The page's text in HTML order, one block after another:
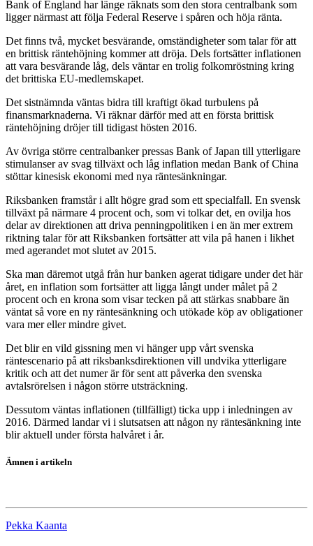
Bank of England har länge räknats som den stora centralbank som
ligger närmast att följa Federal Reserve i spåren och höja ränta.
Det finns två, mycket besvärande, omständigheter som talar för att
en brittisk räntehöjning kommer att dröja. Dels fortsätter inflationen
att vara besvärande låg, dels väntar en trolig folkomröstning kring
det brittiska EU-medlemskapet.
Det sistnämnda väntas bidra till kraftigt ökad turbulens på
finansmarknaderna. Vi räknar därför med att en första brittisk
räntehöjning dröjer till tidigast hösten 2016.
Av övriga större centralbanker pressas Bank of Japan till ytterligare
stimulanser av svag tillväxt och låg inflation medan Bank of China
stöttar kinesisk ekonomi med nya räntesänkningar.
Riksbanken framstår i allt högre grad som ett specialfall. En svensk
tillväxt på närmare 4 procent och, som vi tolkar det, en ovilja hos
delar av direktionen att driva penningpolitiken i en än mer extrem
riktning talar för att Riksbanken fortsätter att vila på hanen i likhet
med agerandet mot slutet av 2015.
Ska man däremot utgå från hur banken agerat tidigare under det här
året, en inflation som fortsätter att ligga långt under målet på 2
procent och en krona som visar tecken på att stärkas snabbare än
väntat så vore en ny räntesänkning och utökade köp av obligationer
vara mer eller mindre givet.
Det blir en vild gissning men vi hänger upp vårt svenska
räntescenario på att riksbanksdirektionen vill undvika ytterligare
kritik och att det numer är för sent att påverka den svenska
avtalsrörelsen i någon större utsträckning.
Dessutom väntas inflationen (tillfälligt) ticka upp i inledningen av
2016. Därmed landar vi i slutsatsen att någon ny räntesänkning inte
blir aktuell under första halvåret i år.
Ämnen i artikeln
Pekka Kaanta